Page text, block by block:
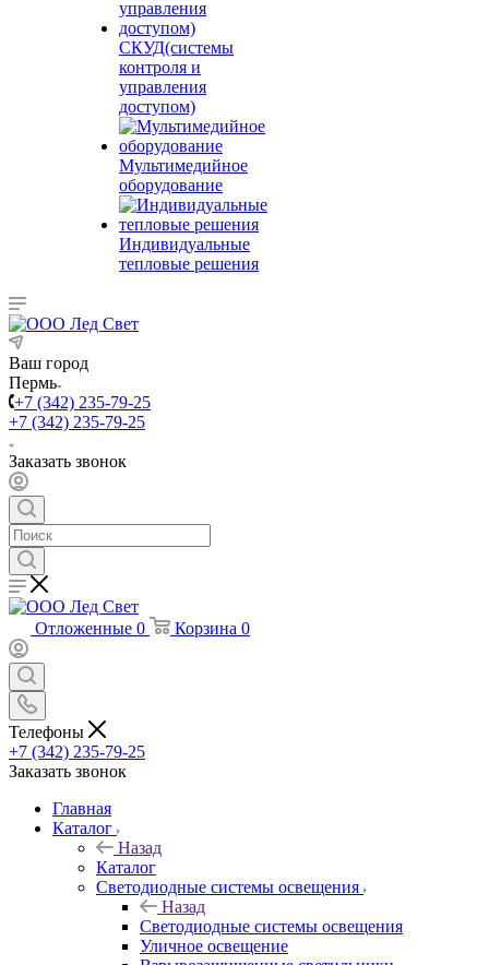
СКУД(системы
контроля и
управления
доступом)
Мультимедийное
оборудование
Индивидуальные
тепловые решения
Ваш город
Пермь
+7 (342) 235-79-25
+7 (342) 235-79-25
Заказать звонок
Отложенные 0 Корзина 0
Телефоны
+7 (342) 235-79-25
Заказать звонок
Главная
Каталог
Назад
Каталог
Светодиодные системы освещения
Назад
Светодиодные системы освещения
Уличное освещение